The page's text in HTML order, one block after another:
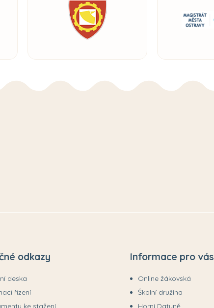
odkazy
deska
řízení
ke stažení
Informace pro vás
Online žákovská
Školní družina
Horní Datyně